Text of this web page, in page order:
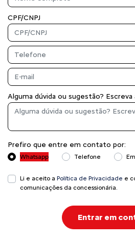
CPF/CNPJ
Alguma dúvida ou sugestão? Escreva
Prefiro que entre em contato por:
Whatsapp Telefone
Li e aceito a Política de Privacidade e
comunicações da concessionária.
Entrar em